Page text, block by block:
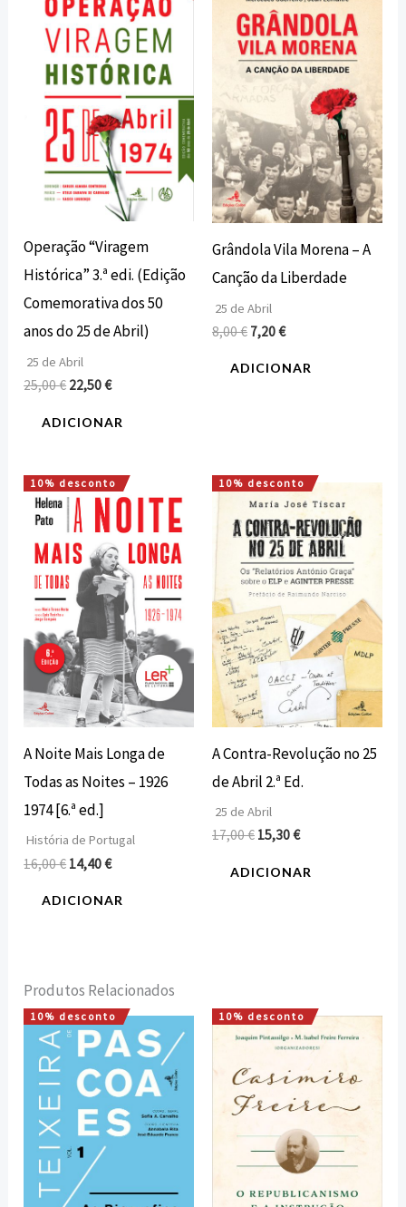
Operação “Viragem
Histórica” 3.ª edi. (Edição
Comemorativa dos 50
anos do 25 de Abril)
25 de Abril
25,00€
original
era:
25,00 €.
22,50€
atual
é:
22,50 €.
ADICIONAR
Grândola Vila Morena – A
Canção da Liberdade
25 de Abril
8,00€
original
era:
8,00 €.
7,20€
atual
é:
7,20 €.
ADICIONAR
10% desconto
A Noite Mais Longa de
Todas as Noites – 1926
1974 [6.ª ed.]
História de Portugal
16,00€
O
preço
original
era:
16,00 €.
14,40€
O
preço
atual
14,40 €.
ADICIONAR
10% desconto
A Contra-Revolução no 25
de Abril 2.ª Ed.
25 de Abril
17,00€
O
preço
original
era:
17,00 €.
15,30€
O
preço
atual
é:
15,30 €.
ADICIONAR
Produtos Relacionados
10% desconto
O
preço
original
era:
18,00 €.
O
preço
atual
é:
16,20 €.
10% desconto
O
preço
era:
O
preço
é:
14,40 €.